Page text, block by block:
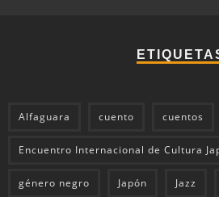
Alfaguara cuento cuentos
Encuentro Internacional de Cultura
género negro Japón Jazz